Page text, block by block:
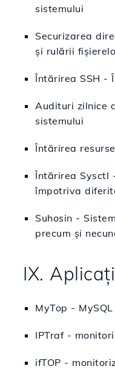
sistemului
Securizarea
și rulării
Întărirea SSH -
Audituri zilnice
sistemului
Întărirea
Întărirea Sysctl
împotriva
Suhosin -
precum și
IX.
MyTop -
IPTraf -
ifTOP -